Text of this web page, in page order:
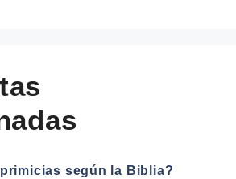
según la Biblia?